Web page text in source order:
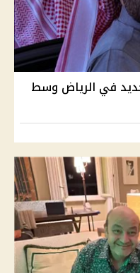
في الرياض وسط